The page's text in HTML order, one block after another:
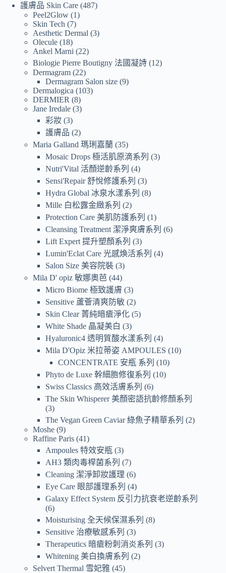
護膚品 Skin Care 487
Peel2Glow 1
Skin Tech
7
Aesthetic Dermal 3
Olecule 18
Ankel Marni
22
Biologie Pierre Boutigny 法國凝詩 12
Dermagram 22
Dermagram Salon size 9
Dermalogica
103
DERMIER
8
Jane Iredale 3
彩妝 3
護膚品
2
Maria Galland 瑪琍嘉蘭 35
Mosaic Drops 極活肌原滴系列
3
Nutri'Vital 活顏逆齡系列
4
Sensi'Repair 舒悅修護系列
3
Hydra Global 冰泉水漾系列
8
Mille 白松露金緻系列
2
Protection Care 美肌防護系列
1
Cleansing Treatment 潔淨爽膚系列
6
Lift Expert 提升塑顏系列
3
Lumin'Eclat Care 光感煥活系列
4
Salon Size 美容院裝 3
Mila D' opiz 敏娜奧芭 44
Micro Biome 極致護膚 3
Sensitive 蘆薈清爽防敏 2
Skin Clear 菁純暗瘡淨化 5
White Shade 晶凝美白
3
Hyaluronic4 透明質酸水漾系列
4
Mila D'Opiz 米拉蒂姿 AMPOULES
10
CONCENTRATE 安瓶 系列
10
Phyto de Luxe 幹細胞修復系列
10
Swiss Classics 高效活膚系列
6
The Skin Whisperer 美顏密語抗齡修顏系列
3
The Vegan Green Caviar 綠魚子精華系列
2
Moshe 9
Raffine Paris 41
Ampoules 特效安瓶 3
AH3 類肉毒桿菌系列
7
Cleaning 潔淨卸妝護理 6
Eye Care 眼部護理系列
4
Galaxy Effect System 反引力抗衰老逆齡系列
6
Moisturising 全天候保濕系列
8
Sensitive 治療敏感系列
3
Therapeutics 暗瘡粉刺消炎系列
3
Whitening 美白換膚系列
2
Selvert Thermal 雪妃雅 45